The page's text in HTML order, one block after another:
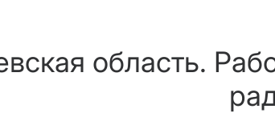
область.